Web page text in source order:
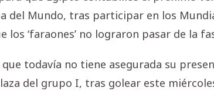
del Mundo, tras participar en los
los ‘faraones’ no lograron pasar de la
todavía no tiene asegurada su
del grupo I, tras golear este